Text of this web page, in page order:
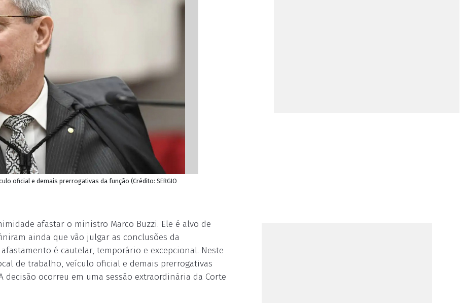
oficial e demais prerrogativas da função (Crédito: SERGIO
afastar o ministro Marco Buzzi. Ele é alvo de
ainda que vão julgar as conclusões da
é cautelar, temporário e excepcional. Neste
de trabalho, veículo oficial e demais prerrogativas
decisão ocorreu em uma sessão extraordinária da Corte